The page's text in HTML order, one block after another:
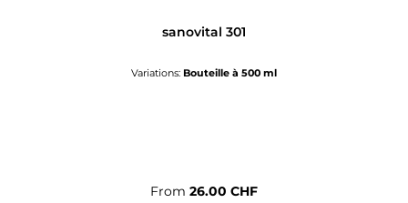
sanovital 301
Variations: Bouteille à 500 ml
Regular price:
From 26.00 CHF